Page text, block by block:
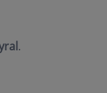
.